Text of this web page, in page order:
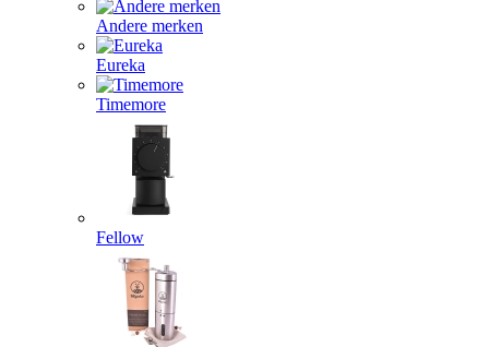
Andere merken
Eureka
Timemore
Fellow